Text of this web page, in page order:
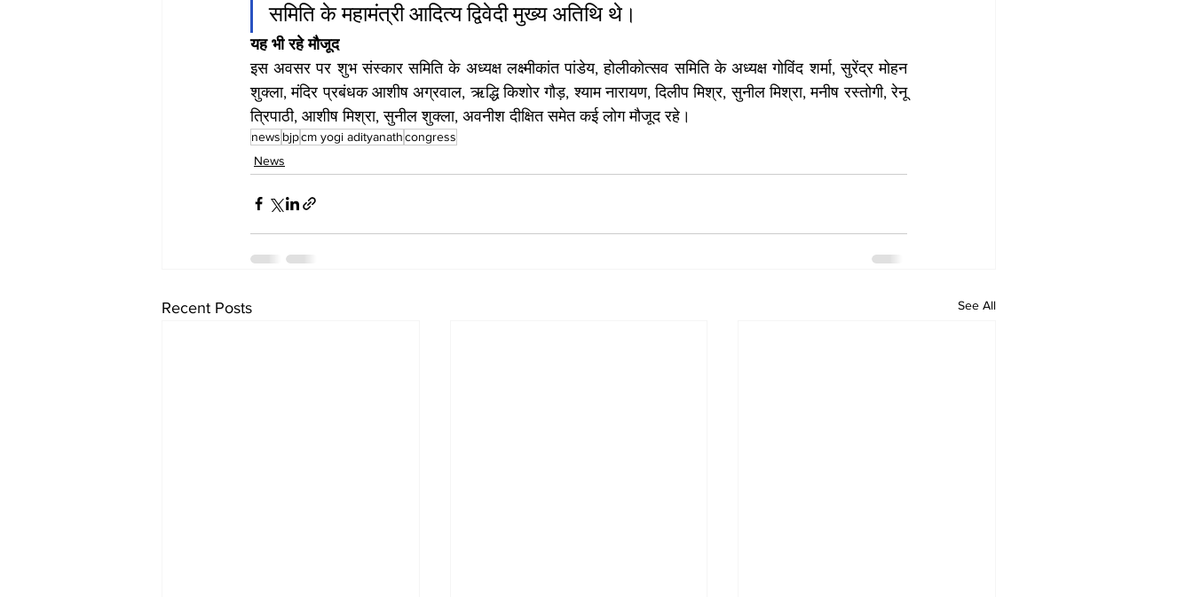
समिति के महामंत्री आदित्य द्विवेदी मुख्य अतिथि थे।
यह भी रहे मौजूद
इस अवसर पर शुभ संस्कार समिति के अध्यक्ष लक्ष्मीकांत पांडेय, होलीकोत्सव समिति के अध्यक्ष गोविंद शर्मा, सुरेंद्र मोहन
शुक्ला, मंदिर प्रबंधक आशीष अग्रवाल, ऋद्धि किशोर गौड़, श्याम नारायण, दिलीप मिश्र, सुनील मिश्रा, मनीष रस्तोगी, रेनू
त्रिपाठी, आशीष मिश्रा, सुनील शुक्ला, अवनीश दीक्षित समेत कई लोग मौजूद रहे।
news bjpcm yogi adityanathcongress
News
Recent Posts See All